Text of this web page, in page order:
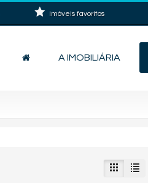
imóveis favoritos
A IMOBILIÁRIA